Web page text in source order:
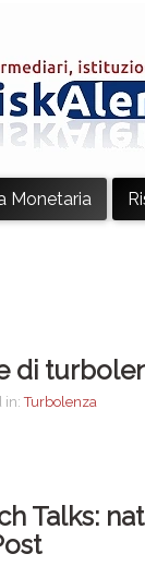
Monetaria
di
in:Turbolenza
Talks: